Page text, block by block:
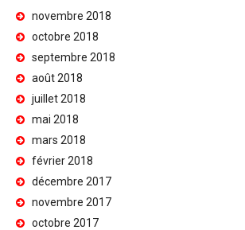
novembre 2018
octobre 2018
septembre 2018
août 2018
juillet 2018
mai 2018
mars 2018
février 2018
décembre 2017
novembre 2017
octobre 2017